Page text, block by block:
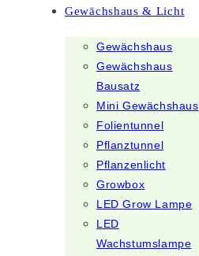
Gewächshaus & Licht
Gewächshaus
Gewächshaus
Bausatz
Mini Gewächshaus
Folientunnel
Pflanztunnel
Pflanzenlicht
Growbox
LED Grow Lampe
LED
Wachstumslampe